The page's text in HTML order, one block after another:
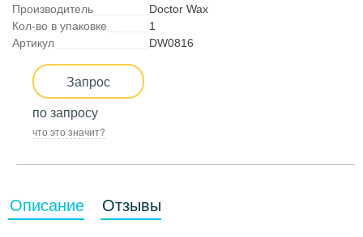
Производитель
Doctor Wax
Кол-во в упаковке
1
Артикул
DW0816
Запрос
по запросу
что это значит?
Описание Отзывы